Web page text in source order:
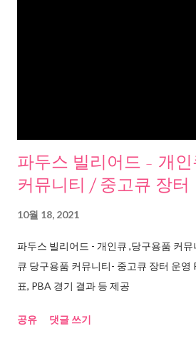
파두스 빌리어드 - 개
커뮤니티 / 중고큐 장터
10월 18, 2021
파두스 빌리어드 - 개인큐 ,당구용품 커
큐 당구용품 커뮤니티- 중고큐 장터 운영
표, PBA 경기 결과 등 제공
공유 댓글 쓰기